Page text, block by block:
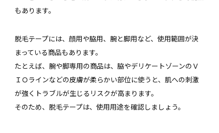
もあります。
脱毛テープには、顔用や脇用、腕と脚用など、使用範囲が決
まっている商品もあります。
たとえば、腕や脚専用の商品は、脇やデリケートゾーンのＶ
ＩＯラインなどの皮膚が柔らかい部位に使うと、肌への刺激
が強くトラブルが生じるリスクが高まります。
そのため、脱毛テープは、使用用途を確認しましょう。